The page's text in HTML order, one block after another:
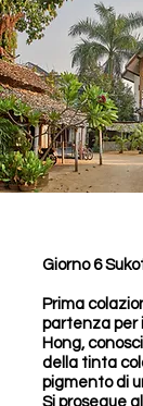
Giorno 6
Prima
partenza per
Hong,
della tinta
pigmento di
Si prosegue